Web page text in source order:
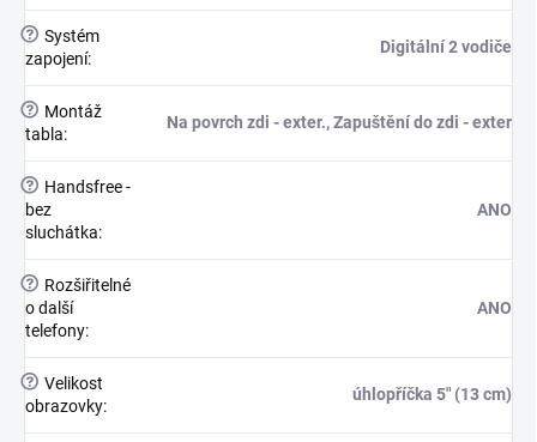
? Systém
zapojení:
Digitální 2 vodiče
?
Montáž
tabla:
Na povrch zdi - exter., Zapuštění do zdi - exter
?
Handsfree -
bez
sluchátka:
ANO
?
Rozšiřitelné
o další
telefony:
ANO
? Velikost
obrazovky:
úhlopříčka 5" (13 cm)